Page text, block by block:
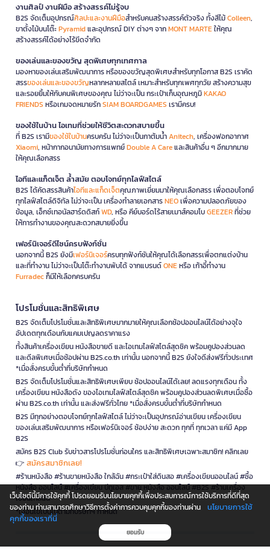
งานศิลป์ งานฝีมือ สร้างสรรค์ไม่รู้จบ
B2S จัดเต็มอุปกรณ์ศิลปะและงานฝีมือสำหรับคนสร้างสรรค์ตัวจริง ทั้งสีไม้Colleen,
ขาตั้งไม้บนโต๊ะPyramidและอุปกรณ์ DIY ต่างๆ จากMONT MARTEให้คุณ
สร้างสรรค์ได้อย่างไร้ขีดจำกัด
ของเล่นและของขวัญ สุดพิเศษทุกเทศกาล
มองหาของเล่นเสริมพัฒนาการ หรือของขวัญสุดพิเศษสำหรับทุกโอกาส B2S เราคัด
สรรของเล่นและของขวัญหลากหลายสไตล์ เหมาะสำหรับทุกเพศทุกวัย สร้างความสุข
และรอยยิ้มให้กับคนพิเศษของคุณ ไม่ว่าจะเป็น กระเป๋าเก็บอุณหภูมิKAKAO
FRIENDS หรือเกมจดหมายรักSIAM BOARDGAMES เรามีครบ!
ของใช้ในบ้าน ไอเทมที่ช่วยให้ชีวิตสะดวกสบายขึ้น
ที่ B2S เรามีของใช้ในบ้านครบครัน ไม่ว่าจะเป็นกาต้มน้ำAnitech, เครื่องฟอกอากาศ
Xiaomi, หน้ากากอนามัยทางการแพทย์Double A Careและสินค้าอื่น ๆ อีกมากมาย
ให้คุณเลือกสรร
ไอทีและแก็ดเจ็ต ล้ำสมัย ตอบโจทย์ทุกไลฟ์สไตล์
B2S ได้คัดสรรสินค้าไอทีและแก็ดเจ็ตคุณภาพเยี่ยมมาให้คุณเลือกสรร เพื่อตอบโจทย์
ทุกไลฟ์สไตล์ดิจิทัล ไม่ว่าจะเป็น เครื่องทำลายเอกสารNEOเพื่อความปลอดภัยของ
ข้อมูล, เอ็กซ์เทอนัลฮาร์ดดิสก์WD, หรือ คีย์บอร์ดไร้สายเมาส์คอมโบGEEZERที่ช่วย
ให้การทำงานของคุณสะดวกสบายยิ่งขึ้น
เฟอร์นิเจอร์ดีไซน์ครบฟังก์ชั่น
นอกจากนี้ B2S ยังมีเฟอร์นิเจอร์ครบทุกฟังก์ชันให้คุณได้เลือกสรรเพื่อตกแต่งบ้าน
และที่ทำงาน ไม่ว่าจะเป็นโต๊ะทำงานพับได้ จากแบรนด์ONEหรือ เก้าอี้ทำงาน
Furradecก็มีให้เลือกครบครัน
โปรโมชั่นและสิทธิพิเศษ
B2S จัดเต็มโปรโมชั่นและสิทธิพิเศษมากมายให้คุณเลือกช้อปออนไลน์ได้อย่างจุใจ
อัปเดตทุกเดือนกับแคมเปญลดราคาแรง
ทั้งสินค้าเครื่องเขียน หนังสือขายดี และไอเทมไลฟ์สไตล์สุดชิค พร้อมคูปองส่วนลด
และดีลพิเศษเมื่อช้อปผ่าน B2S.co.th เท่านั้น นอกจากนี้ B2S ยังใจดีส่งฟรีทั่วประเทศ
*เมื่อสั่งครบขั้นต่ำที่บริษัทกำหนด
B2S จัดเต็มโปรโมชั่นและสิทธิพิเศษเพียบ ช้อปออนไลน์ได้เลย! ลดแรงทุกเดือน ทั้ง
เครื่องเขียน หนังสือดัง ของไอเทมไลฟ์สไตล์สุดชิค พร้อมคูปองส่วนลดพิเศษเมื่อซื้อ
ผ่าน B2S.co.th เท่านั้น และส่งฟรีทั่วไทย *เมื่อสั่งครบขั้นต่ำที่บริษัทกำหนด
B2S มีทุกอย่างตอบโจทย์ทุกไลฟ์สไตล์ ไม่ว่าจะเป็นอุปกรณ์อ่านเขียน เครื่องเขียน
ของเล่นเสริมพัฒนาการ หรือเฟอร์นิเจอร์ ช้อปง่าย สะดวก ทุกที่ ทุกเวลา แค่มี App
B2S
สมัคร B2S Club รับข่าวสารโปรโมชั่นก่อนใคร และสิทธิพิเศษเฉพาะสมาชิก! คลิกเลย
👉 สมัครสมาชิกเลย!
#ร้านหนังสือ #ร้านขายหนังสือ ใกล้ฉัน #กระเป๋าใส่ดินสอ #เครื่องเขียนออนไลน์ #ซื้อ
หนังสือ ออนไลน์ #เครื่องเขียน บีทูเอส #ขาย หนังสือ ออนไลน์ #B2S #ร้านเครื่อง
เขียนใกล้ฉัน
*เงื่อนไขเป็นไปตามที่บริษัทฯ กำหนด
เว็บไซต์นี้มีการใช้คุกกี้ โปรดยอมรับนโยบายคุกกี้เพื่อประสบการณ์การใช้บริการที่ดีที่สุด
ของท่าน ท่านสามารถศึกษาวิธีการตั้งค่าการควบคุมคุกกี้ของท่านผ่าน
นโยบายการใช้
คุกกี้ของเราที่นี่
ยอมรับ